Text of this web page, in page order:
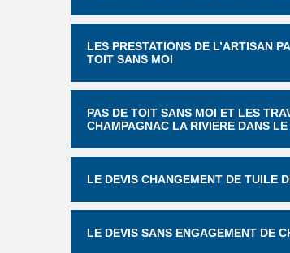
LES PRESTATIONS DE L’ARTISAN
TOIT SANS MOI
PAS DE TOIT SANS MOI ET LES
CHAMPAGNAC LA RIVIERE DANS
LE DEVIS CHANGEMENT DE TUILE
LE DEVIS SANS ENGAGEMENT DE